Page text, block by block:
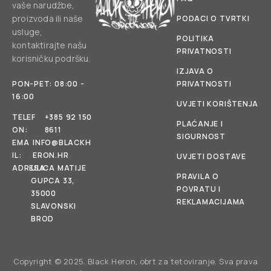
vaše narudžbe,
proizvoda ili naše
usluge,
kontaktirajte našu
korisničku podršku.
PON-PET: 08:00 -
16:00
TELEF
ON:
+385 92 150
8611
EMA
IL:
INFO@BLACKH
ERON.HR
ADRESA:ULICA MATIJE
GUPCA 33,
35000
SLAVONSKI
BROD
PODACI O TVRTKI
POLITIKA
PRIVATNOSTI
IZJAVA O
PRIVATNOSTI
UVJETI KORIŠTENJA
PLAĆANJE I
SIGURNOST
UVJETI DOSTAVE
PRAVILA O
POVRATU I
REKLAMACIJAMA
Copyright © 2025. Black Heron, obrt za tetoviranje. Sva prava